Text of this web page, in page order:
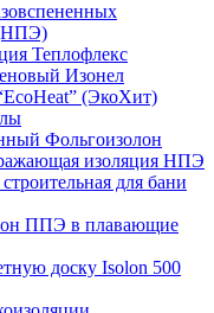
(НПЭ)
Теплофлекс
Изонел
(ЭкоХит)
Фольгоизолон
изоляция НПЭ
для бани
ППЭ в плавающие
доску Isolon 500